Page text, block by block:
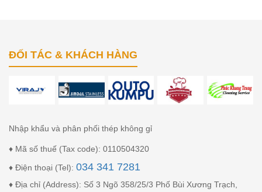
ĐỐI TÁC & KHÁCH HÀNG
Nhập khẩu và phân phối thép không gỉ
♦ Mã số thuế (Tax code): 0110504320
♦ Điện thoại (Tel): 034 341 7281
♦ Địa chỉ (Address): Số 3 Ngõ 358/25/3 Phố Bùi Xương Trạch,